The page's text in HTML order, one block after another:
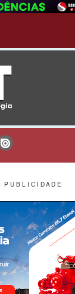
P U B L I C I D A D E